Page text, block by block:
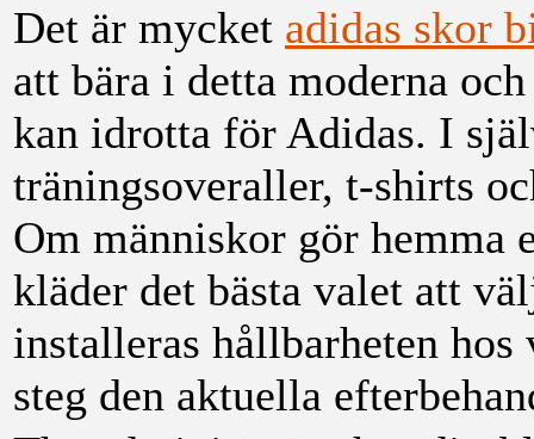
Det är mycket adidas skor
att bära i detta moderna
kan idrotta för Adidas. I
träningsoveraller, t-shirts
Om människor gör hemma
kläder det bästa valet att
installeras hållbarheten
steg den aktuella